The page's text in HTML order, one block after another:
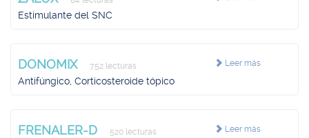
Estimulante del SNC
Leer más
DONOMIX 752 lecturas
Antifúngico, Corticosteroide tópico
Leer más
FRENALER-D 520 lecturas